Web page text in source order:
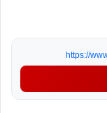
https://